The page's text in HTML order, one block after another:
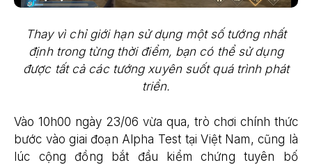
Thay vì chỉ giới hạn sử dụng một số tướng nhất
định trong từng thời điểm, bạn có thể sử dụng
được tất cả các tướng xuyên suốt quá trình phát
triển.
Vào 10h00 ngày 23/06 vừa qua, trò chơi chính thức
bước vào giai đoạn Alpha Test tại Việt Nam, cũng là
lúc cộng đồng bắt đầu kiểm chứng tuyên bố